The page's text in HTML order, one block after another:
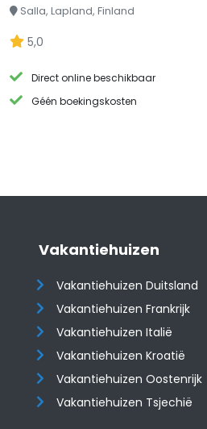
Salla, Lapland, Finland
5,0
Direct online beschikbaar
Géén boekingskosten
Vakantiehuizen
Vakantiehuizen Duitsland
Vakantiehuizen Frankrijk
Vakantiehuizen Italië
Vakantiehuizen Kroatië
​​​​​​​Vakantiehuizen Oostenrijk
Vakantiehuizen Tsjechië